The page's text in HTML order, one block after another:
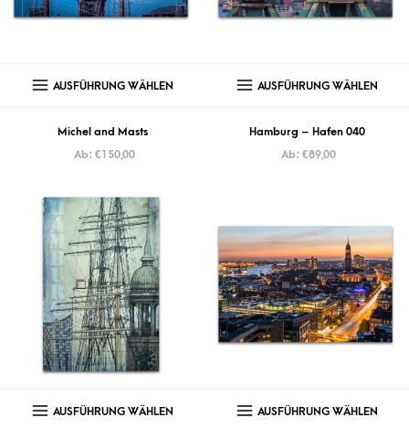
AUSFÜHRUNG WÄHLEN
Michel and Masts
Ab: €150,00
AUSFÜHRUNG WÄHLEN
Hamburg – Hafen 040
Ab: €89,00
AUSFÜHRUNG WÄHLEN AUSFÜHRUNG WÄHLEN